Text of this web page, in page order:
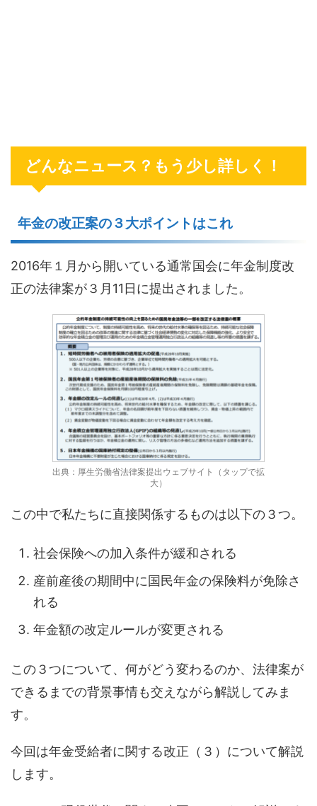
どんなニュース？もう少し詳しく！
年金の改正案の３大ポイントはこれ
2016年１月から開いている通常国会に年金制度改
正の法律案が３月11日に提出されました。
出典：厚生労働省法律案提出ウェブサイト（タップで拡
大）
この中で私たちに直接関係するものは以下の３つ。
社会保険への加入条件が緩和される
産前産後の期間中に国民年金の保険料が免除さ
れる
年金額の改定ルールが変更される
この３つについて、何がどう変わるのか、法律案が
できるまでの背景事情も交えながら解説してみま
す。
今回は年金受給者に関する改正（３）について解説
します。